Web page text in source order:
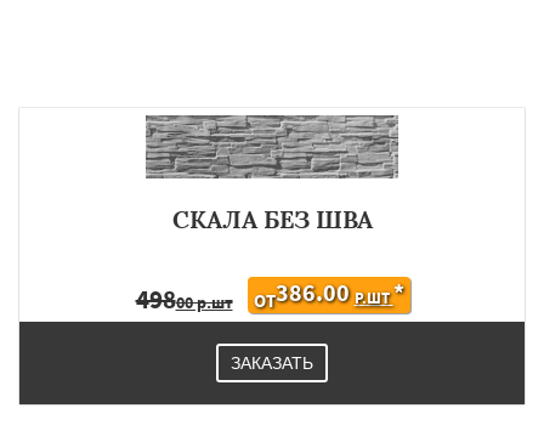
СКАЛА БЕЗ ШВА
49800 р.шт ОТ386.00 Р.ШТ*
ЗАКАЗАТЬ